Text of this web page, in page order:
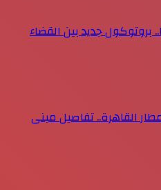
بروتوكول جديد بين القضاء
القاهرة.. تفاصيل مبنى